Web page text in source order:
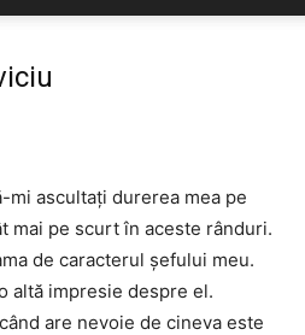
mi ascultaţi durerea mea pe
mai pe scurt în aceste rânduri.
de caracterul şefului meu.
altă impresie despre el.
are nevoie de cineva este